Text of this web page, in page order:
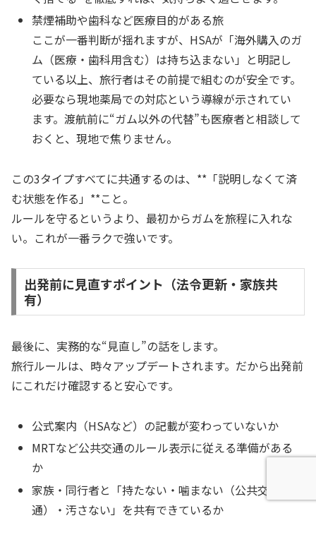
禁煙補助や歯科など医療目的がある旅
ここが一番判断が揺れますが、HSAが「海外購入のガ
ム（医療・歯科用含む）は持ち込まない」と明記し
ている以上、旅行者はその前提で組むのが安全です。
必要なら現地薬局での対応という導線が示されてい
ます。渡航前に“ガム以外の代替”も医療者と相談して
おくと、現地で焦りません。
この3タイプすべてに共通するのは、**「説明しなくて済
む状態を作る」**こと。
ルールを守るというより、最初からガムを旅程に入れな
い。これが一番ラクで強いです。
出発前に見直すポイント（法令更新・家族共
有）
最後に、実務的な“見直し”の話をします。
旅行ルールは、時々アップデートされます。だから出発前
にこれだけ確認すると安心です。
公式案内（HSAなど）の記載が変わっていないか
MRTなど公共交通のルール表示に従える準備がある
か
家族・同行者と「持たない・噛まない（公共交
通）・汚さない」を共有できているか